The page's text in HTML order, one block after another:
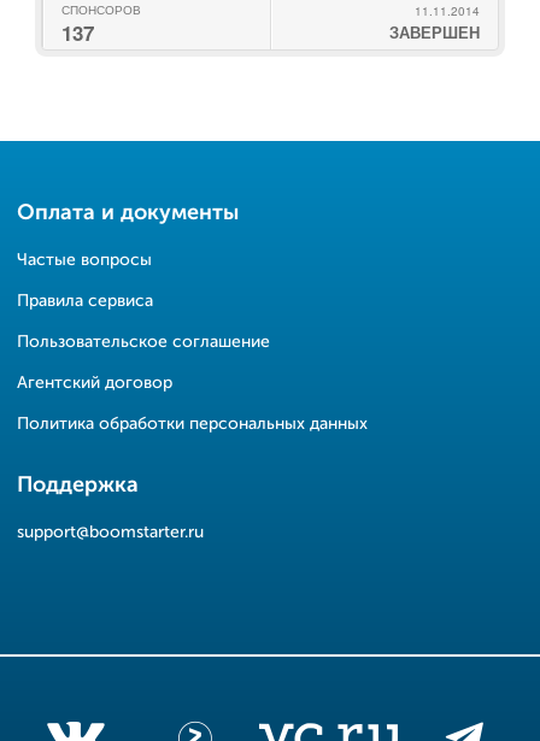
СПОНСОРОВ
137
11.11.2014
ЗАВЕРШЕН
Оплата и документы
Частые вопросы
Правила сервиса
Пользовательское соглашение
Агентский договор
Политика обработки персональных данных
Поддержка
support@boomstarter.ru